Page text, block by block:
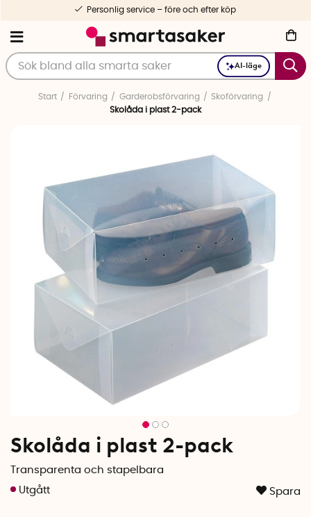
AI-läge
Personlig service – före och efter köp
Start Förvaring Garderobsförvaring
Skoförvaring
Skolåda i plast 2-pack
Skolåda i plast 2-pack
Transparenta och stapelbara
Spara